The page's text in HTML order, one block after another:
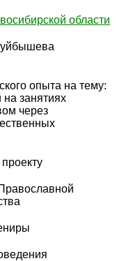
области
опыта на тему:
на занятиях
через